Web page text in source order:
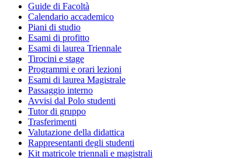
Guide di Facoltà
Calendario accademico
Piani di studio
Esami di profitto
Esami di laurea Triennale
Tirocini e stage
Programmi e orari lezioni
Esami di laurea Magistrale
Passaggio interno
Avvisi dal Polo studenti
Tutor di gruppo
Trasferimenti
Valutazione della didattica
Rappresentanti degli studenti
Kit matricole triennali e magistrali